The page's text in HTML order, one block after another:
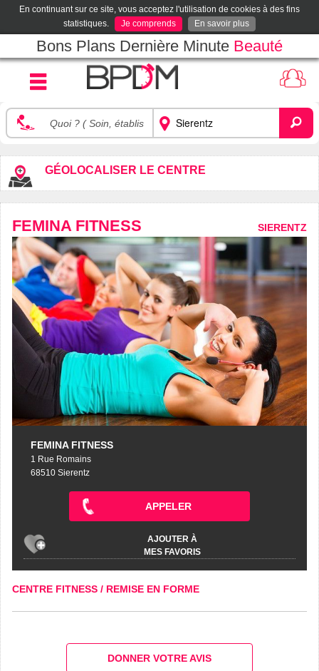
En continuant sur ce site, vous acceptez l'utilisation de cookies à des fins
statistiques.
Je comprends En savoir plus
Bons Plans Dernière Minute Beauté
GÉOLOCALISER LE CENTRE
FEMINA FITNESS SIERENTZ
FEMINA FITNESS
1 Rue Romains
68510 Sierentz
APPELER
AJOUTER À
MES FAVORIS
CENTRE FITNESS / REMISE EN FORME
DONNER VOTRE AVIS